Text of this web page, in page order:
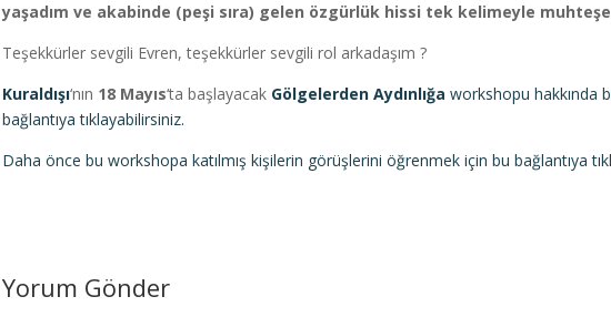
yaşadım ve akabinde (peşi sıra) gelen özgürlük hissi tek kelimeyle
Teşekkürler sevgili Evren, teşekkürler sevgili rol arkadaşım ?
Kuraldışı‘nın 18 Mayıs‘ta başlayacak Gölgelerden Aydınlığa workshopu hakkında
bağlantıya tıklayabilirsiniz.
Daha önce bu workshopa katılmış kişilerin görüşlerini öğrenmek için bu bağlantıya
Yorum Gönder